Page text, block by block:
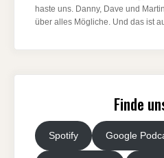
haste uns. Danny, Dave und
über alles Mögliche. Und das ist
Finde
Spotify Google